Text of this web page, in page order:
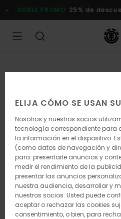
la
DOBLE PROMO 25% de
ELIJA CÓMO SE USAN
Nosotros y nuestros socios
tecnología correspondiente para
la información en el dispositivo.
(como datos de navegación y
para: presentarle anuncios y
medir el rendimiento de la
presentar las anuncios
nuestra audiencia, desarrollar y
nuestros socios. Usted puede
aceptar o rechazar las cookies
consentimiento, o bien, para